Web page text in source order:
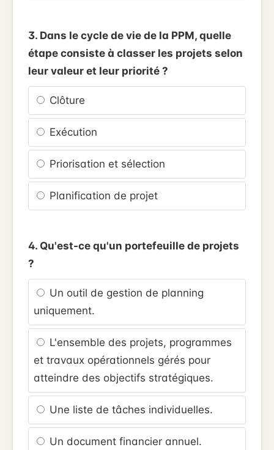
3. Dans le cycle de vie de la PPM, quelle
étape consiste à classer les projets selon
leur valeur et leur priorité ?
Clôture
Exécution
Priorisation et sélection
Planification de projet
4. Qu'est-ce qu'un portefeuille de projets
?
Un outil de gestion de planning
uniquement.
L'ensemble des projets, programmes
et travaux opérationnels gérés pour
atteindre des objectifs stratégiques.
Une liste de tâches individuelles.
Un document financier annuel.